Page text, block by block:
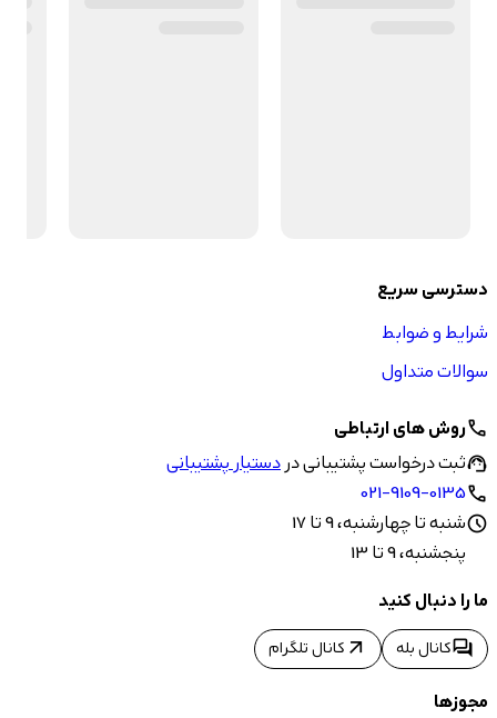
دسترسی سریع
شرایط و ضوابط
سوالات متداول
callروش های ارتباطی
support_agentثبت درخواست پشتیبانی دردستیار پشتیبانی
call
021-9109-0135
scheduleشنبه تا چهارشنبه، 9 تا 17
پنجشنبه، 9 تا 13
ما را دنبال کنید
forumکانال بله arrow_outward کانال تلگرام
مجوزها